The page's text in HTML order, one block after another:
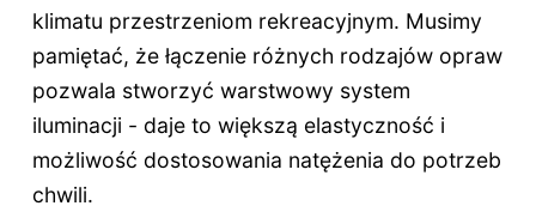
klimatu przestrzeniom rekreacyjnym. Musimy
pamiętać, że łączenie różnych rodzajów opraw
pozwala stworzyć warstwowy system
iluminacji - daje to większą elastyczność i
możliwość dostosowania natężenia do potrzeb
chwili.